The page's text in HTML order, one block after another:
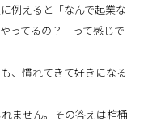
例えると「なんで起業な
ってるの？」って感じで
、慣れてきて好きになる
ません。その答えは棺桶